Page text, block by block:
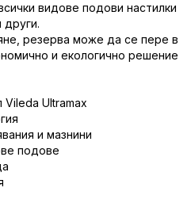
видове подови настилки
други.
резерва може да се пере в
и екологично решение
Ultramax
и мазнини
подове